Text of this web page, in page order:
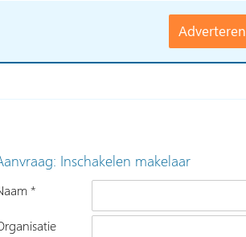
Adverteren
Inschakelen makelaar
*